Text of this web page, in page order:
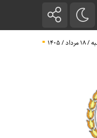
/ ۱۴۰۵